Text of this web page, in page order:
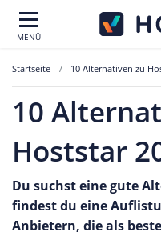
MENÜ
Startseite 10 Alternativen zu
10
Hoststar
Du suchst eine gute
findest du eine
Anbietern, die als